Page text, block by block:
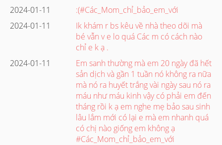
2024-01-11
:(#Các_Mom_chỉ_bảo_em_với
2024-01-11
Ik khám r bs kêu về nhà theo dõi mà
bé vẫn v e lo quá Các m có cách nào
chỉ e k ạ .
2024-01-11
Em sanh thường mà em 20 ngày đã hết
sản dịch và gần 1 tuần nó không ra nữa
mà nó ra huyết trắng vài ngày sau nó ra
máu như máu kinh vậy có phải em đến
tháng rồi k ạ em nghe mẹ bảo sau sinh
lâu lắm mới có lại e mà em nhanh quá
có chị nào giống em không ạ
#Các_Mom_chỉ_bảo_em_với